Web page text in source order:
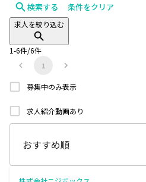
検索する 条件をクリア
求人を絞り込む
1-6件/6件
1
募集中のみ表示
求人紹介動画あり